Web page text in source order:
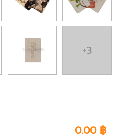
+3
0.00 ฿